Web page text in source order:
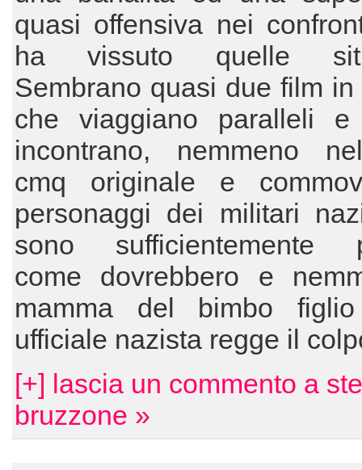
quasi offensiva nei
ha vissuto quelle
Sembrano quasi due film
che viaggiano paralleli
incontrano, nemmeno
cmq originale e
personaggi dei militari
sono sufficientemente
come dovrebbero e
mamma del bimbo
ufficiale nazista regge il
[+] lascia un commento a
bruzzone »